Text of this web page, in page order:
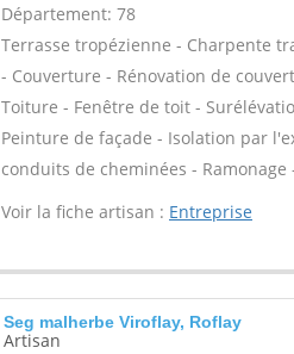
Département: 78
Terrasse tropézienne - Charpente
- Couverture - Rénovation de
Toiture - Fenêtre de toit -
Peinture de façade - Isolation par
conduits de cheminées -
Voir la fiche artisan : Entreprise
Seg malherbe Viroflay, Roflay
Artisan